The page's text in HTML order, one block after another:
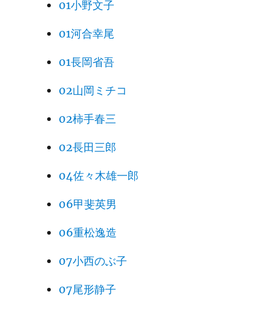
01小野文子
01河合幸尾
01長岡省吾
02山岡ミチコ
02柿手春三
02長田三郎
04佐々木雄一郎
06甲斐英男
06重松逸造
07小西のぶ子
07尾形静子